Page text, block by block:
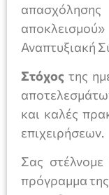
Αναπτυξιακή
Στόχος της
και καλές
επιχειρήσεων.
Σας
πρόγραμμα